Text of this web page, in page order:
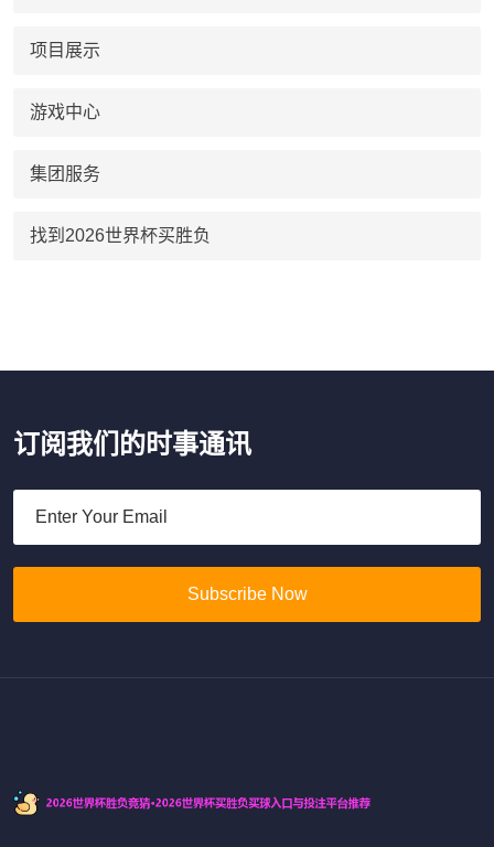
项目展示
游戏中心
集团服务
找到2026世界杯买胜负
订阅我们的时事通讯
Subscribe Now